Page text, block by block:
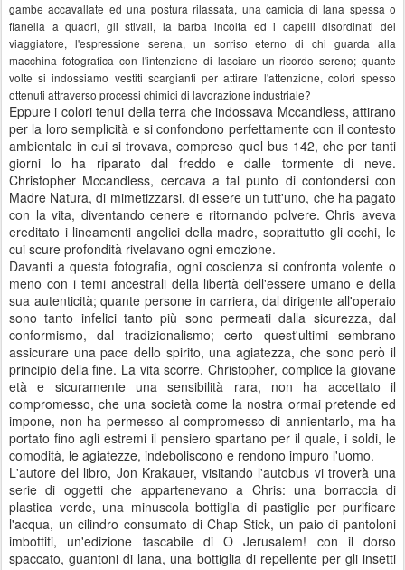
gambe accavallate ed una postura rilassata, una camicia di lana spessa o
flanella a quadri, gli stivali, la barba incolta ed i capelli disordinati del
viaggiatore, l'espressione serena, un sorriso eterno di chi guarda alla
macchina fotografica con l'intenzione di lasciare un ricordo sereno; quante
volte si indossiamo vestiti scargianti per attirare l'attenzione, colori spesso
ottenuti attraverso processi chimici di lavorazione industriale?
Eppure i colori tenui della terra che indossava Mccandless, attirano
per la loro semplicità e si confondono perfettamente con il contesto
ambientale in cui si trovava, compreso quel bus 142, che per tanti
giorni lo ha riparato dal freddo e dalle tormente di neve.
Christopher Mccandless, cercava a tal punto di confondersi con
Madre Natura, di mimetizzarsi, di essere un tutt'uno, che ha pagato
con la vita, diventando cenere e ritornando polvere. Chris aveva
ereditato i lineamenti angelici della madre, soprattutto gli occhi, le
cui scure profondità rivelavano ogni emozione.
Davanti a questa fotografia, ogni coscienza si confronta volente o
meno con i temi ancestrali della libertà dell'essere umano e della
sua autenticità; quante persone in carriera, dal dirigente all'operaio
sono tanto infelici tanto più sono permeati dalla sicurezza, dal
conformismo, dal tradizionalismo; certo quest'ultimi sembrano
assicurare una pace dello spirito, una agiatezza, che sono però il
principio della fine. La vita scorre. Christopher, complice la giovane
età e sicuramente una sensibilità rara, non ha accettato il
compromesso, che una società come la nostra ormai pretende ed
impone, non ha permesso al compromesso di annientarlo, ma ha
portato fino agli estremi il pensiero spartano per il quale, i soldi, le
comodità, le agiatezze, indeboliscono e rendono impuro l'uomo.
L'autore del libro, Jon Krakauer, visitando l'autobus vi troverà una
serie di oggetti che appartenevano a Chris: una borraccia di
plastica verde, una minuscola bottiglia di pastiglie per purificare
l'acqua, un cilindro consumato di Chap Stick, un paio di pantoloni
imbottiti, un'edizione tascabile di O Jerusalem! con il dorso
spaccato, guantoni di lana, una bottiglia di repellente per gli insetti